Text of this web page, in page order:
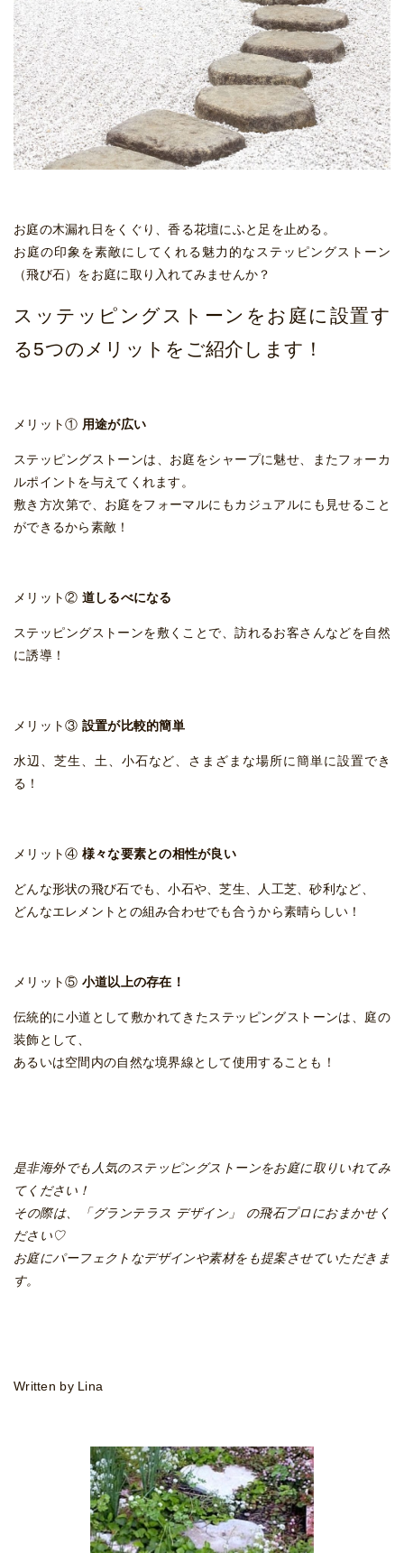
お庭の木漏れ日をくぐり、香る花壇にふと足を止める。
お庭の印象を素敵にしてくれる魅力的なステッピングストーン
（飛び石）をお庭に取り入れてみませんか？
スッテッピングストーンをお庭に設置す
る5つのメリットをご紹介します！
メリット① 用途が広い
ステッピングストーンは、お庭をシャープに魅せ、またフォーカ
ルポイントを与えてくれます。
敷き方次第で、お庭をフォーマルにもカジュアルにも見せること
ができるから素敵！
メリット② 道しるべになる
ステッピングストーンを敷くことで、訪れるお客さんなどを自然
に誘導！
メリット③ 設置が比較的簡単
水辺、芝生、土、小石など、さまざまな場所に簡単に設置でき
る！
メリット④ 様々な要素との相性が良い
どんな形状の飛び石でも、小石や、芝生、人工芝、砂利など、
どんなエレメントとの組み合わせでも合うから素晴らしい！
メリット⑤ 小道以上の存在！
伝統的に小道として敷かれてきたステッピングストーンは、庭の
装飾として、
あるいは空間内の自然な境界線として使用することも！
是非海外でも人気のステッピングストーンをお庭に取りいれてみ
てください！
その際は、「グランテラス デザイン」 の飛石プロにおまかせく
ださい♡
お庭にパーフェクトなデザインや素材をも提案させていただきま
す。
Written by Lina